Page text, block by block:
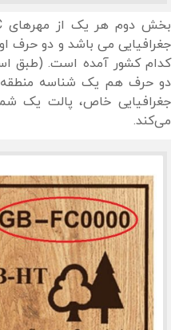
جغرافیایی می باشد و دو حرف
دو حرف هم یک شناسه
جغرافیایی خاص، پالت یک
می‌کند.